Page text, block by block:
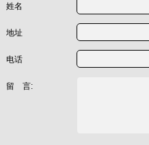
姓名
地址
电话
留 言: